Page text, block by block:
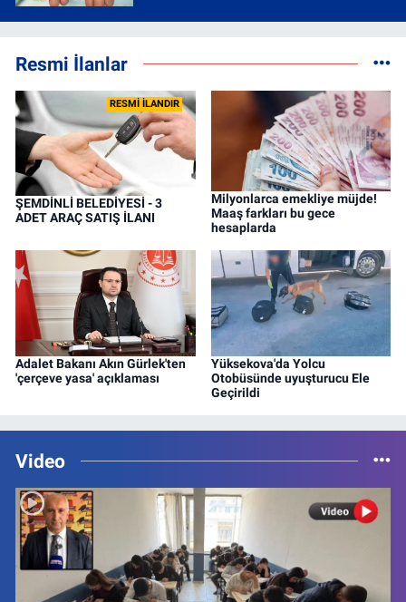
Resmi İlanlar
RESMİ İLANDIR
ŞEMDİNLİ BELEDİYESİ - 3
ADET ARAÇ SATIŞ İLANI
Milyonlarca emekliye müjde!
Maaş farkları bu gece
hesaplarda
Adalet Bakanı Akın Gürlek'ten
'çerçeve yasa' açıklaması
Yüksekova'da Yolcu
Otobüsünde uyuşturucu Ele
Geçirildi
Video